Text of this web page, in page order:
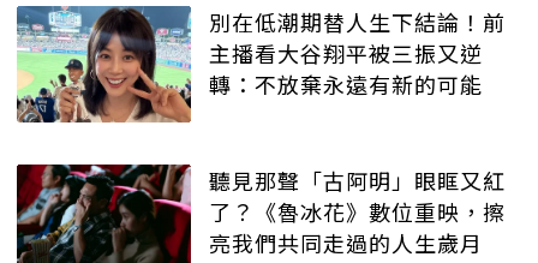
別在低潮期替人生下結論！前
主播看大谷翔平被三振又逆
轉：不放棄永遠有新的可能
聽見那聲「古阿明」眼眶又紅
了？《魯冰花》數位重映，擦
亮我們共同走過的人生歲月